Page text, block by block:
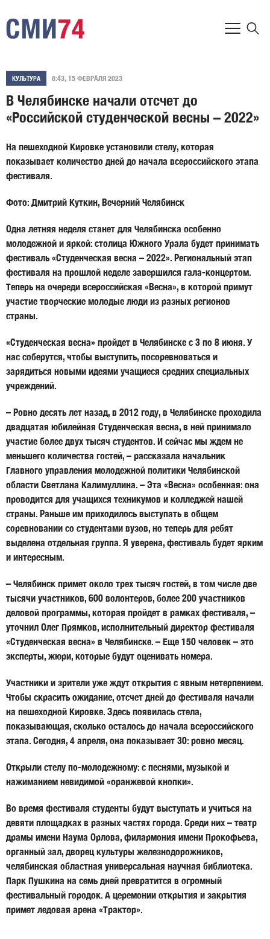
КУЛЬТУРА 8:43, 15 ФЕВРАЛЯ 2023
В Челябинске начали отсчет до
«Российской студенческой весны – 2022»
На пешеходной Кировке установили стелу, которая
показывает количество дней до начала всероссийского этапа
фестиваля.
Фото: Дмитрий Куткин, Вечерний Челябинск
Одна летняя неделя станет для Челябинска особенно
молодежной и яркой: столица Южного Урала будет принимать
фестиваль «Студенческая весна – 2022». Региональный этап
фестиваля на прошлой неделе завершился гала-концертом.
Теперь на очереди всероссийская «Весна», в которой примут
участие творческие молодые люди из разных регионов
страны.
«Студенческая весна» пройдет в Челябинске с 3 по 8 июня. У
нас соберутся, чтобы выступить, посоревноваться и
зарядиться новыми идеями учащиеся средних специальных
учреждений.
– Ровно десять лет назад, в 2012 году, в Челябинске проходила
двадцатая юбилейная Студенческая весна, в ней принимало
участие более двух тысяч студентов. И сейчас мы ждем не
меньшего количества гостей, – рассказала начальник
Главного управления молодежной политики Челябинской
области Светлана Калимуллина. – Эта «Весна» особенная: она
проводится для учащихся техникумов и колледжей нашей
страны. Раньше им приходилось выступать в общем
соревновании со студентами вузов, но теперь для ребят
выделена отдельная группа. Я уверена, фестиваль будет ярким
и интересным.
– Челябинск примет около трех тысяч гостей, в том числе две
тысячи участников, 600 волонтеров, более 200 участников
деловой программы, которая пройдет в рамках фестиваля, –
уточнил Олег Прямков, исполнительный директор фестиваля
«Студенческая весна» в Челябинске. – Еще 150 человек – это
эксперты, жюри, которые будут оценивать номера.
Участники и зрители уже ждут открытия с явным нетерпением.
Чтобы скрасить ожидание, отсчет дней до фестиваля начали
на пешеходной Кировке. Здесь появилась стела,
показывающая, сколько осталось до начала всероссийского
этапа. Сегодня, 4 апреля, она показывает 30: ровно месяц.
Открыли стелу по-молодежному: с песнями, музыкой и
нажиманием невидимой «оранжевой кнопки».
Во время фестиваля студенты будут выступать и учиться на
девяти площадках в разных частях города. Среди них – театр
драмы имени Наума Орлова, филармония имени Прокофьева,
органный зал, дворец культуры железнодорожников,
челябинская областная универсальная научная библиотека.
Парк Пушкина на семь дней превратится в огромный
фестивальный городок. А церемонии открытия и закрытия
примет ледовая арена «Трактор».